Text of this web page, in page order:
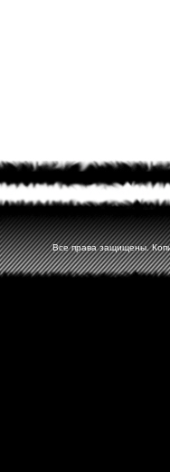
Все права защищены.